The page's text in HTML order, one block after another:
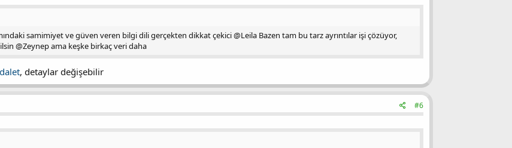
samimiyet ve güven veren bilgi dili gerçekten dikkat çekici @Leila Bazen tam bu tarz ayrıntılar işi çözüyor,
@Zeynep ama keşke birkaç veri daha
, detaylar değişebilir
#6